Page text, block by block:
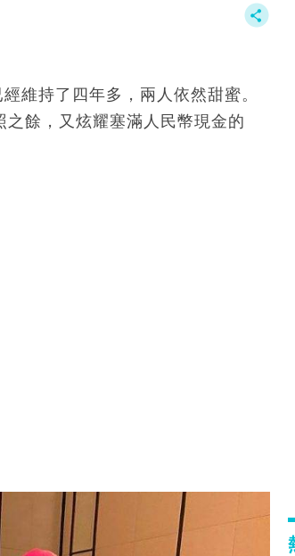
維持了四年多，兩人依然甜蜜。
餘，又炫耀塞滿人民幣現金的